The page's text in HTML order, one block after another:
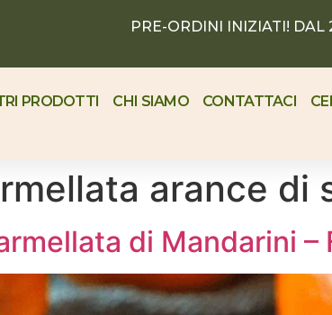
PRE-ORDINI INIZIATI!
PRODOTTI CHI SIAMO CONTATTACI
arance di
di Mandarini –